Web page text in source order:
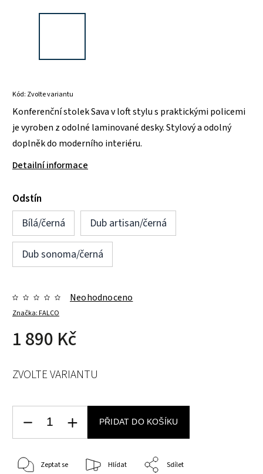
Kód: Zvolte variantu
Konferenční stolek Sava v loft stylu s praktickými policemi
je vyroben z odolné laminované desky. Stylový a odolný
doplněk do moderního interiéru.
Detailní informace
Odstín
Bílá/černá
Dub artisan/černá
Dub sonoma/černá
Značka:FALCO
Neohodnoceno
1 890 Kč
ZVOLTE VARIANTU
PŘIDAT DO KOŠÍKU
Zeptat se Hlídat Sdílet